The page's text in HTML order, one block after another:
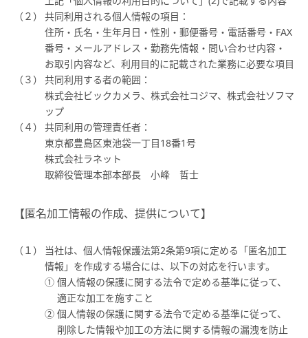
共同利用される個人情報の項目：
住所・氏名・生年月日・性別・郵便番号・電話番号・FAX
番号・メールアドレス・勤務先情報・問い合わせ内容・
お取引内容など、利用目的に記載された業務に必要な項目
共同利用する者の範囲：
株式会社ビックカメラ、株式会社コジマ、株式会社ソフマ
ップ
共同利用の管理責任者：
東京都豊島区東池袋一丁目18番1号
株式会社ラネット
取締役管理本部本部長 小峰 哲士
【匿名加工情報の作成、提供について】
当社は、個人情報保護法第2条第9項に定める「匿名加工
情報」を作成する場合には、以下の対応を行います。
個人情報の保護に関する法令で定める基準に従って、
適正な加工を施すこと
個人情報の保護に関する法令で定める基準に従って、
削除した情報や加工の方法に関する情報の漏洩を防止